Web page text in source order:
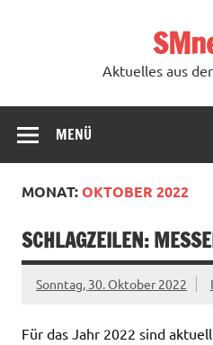
Aktuelles aus
MENÜ
MONAT:OKTOBER 2022
SCHLAGZEILEN:
Sonntag, 30. Oktober 2022
Für das Jahr 2022 sind